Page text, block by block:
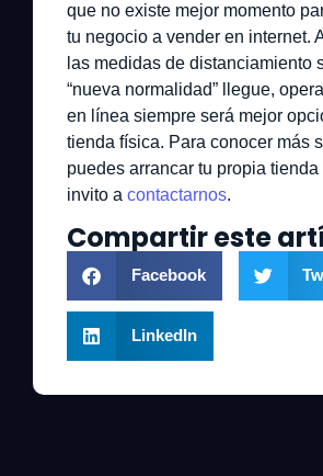
que no existe mejor momento
tu negocio a vender en internet.
las medidas de distanciamiento
“nueva normalidad” llegue,
en línea siempre será mejor
tienda física. Para conocer más
puedes arrancar tu propia
invito a contactarnos.
Compartir este
Facebook
LinkedIn